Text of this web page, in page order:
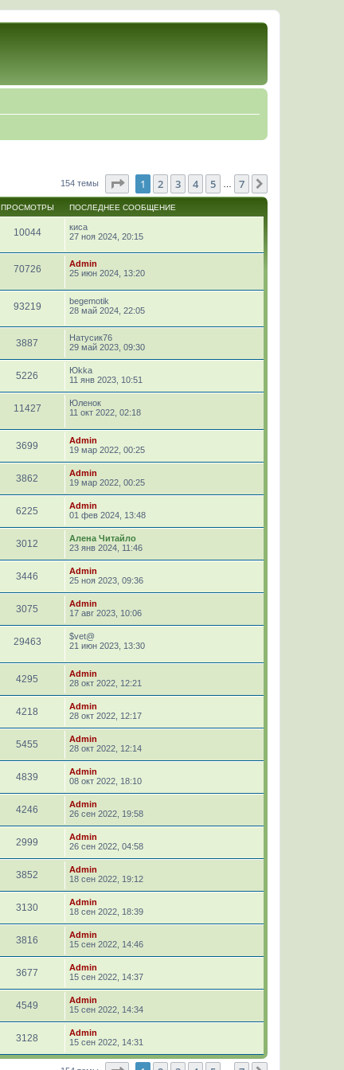
154 темы Страница1 из
1 2 3 4 5 7
ПРОСМОТРЫ ПОСЛЕДНЕЕ СООБЩЕНИЕ
10044
киса
27 ноя 2024, 20:15
70726
Admin
25 июн 2024, 13:20
93219
begemotik
28 май 2024, 22:05
3887
Натусик76
29 май 2023, 09:30
5226
Юkka
11 янв 2023, 10:51
11427
Юленок
11 окт 2022, 02:18
3699
Admin
19 мар 2022, 00:25
3862
Admin
19 мар 2022, 00:25
6225
Admin
01 фев 2024, 13:48
3012
Алена Читайло
23 янв 2024, 11:46
3446
Admin
25 ноя 2023, 09:36
3075
Admin
17 авг 2023, 10:06
29463
$vet@
21 июн 2023, 13:30
4295
Admin
28 окт 2022, 12:21
4218
Admin
28 окт 2022, 12:17
5455
Admin
28 окт 2022, 12:14
4839
Admin
08 окт 2022, 18:10
4246
Admin
26 сен 2022, 19:58
2999
Admin
26 сен 2022, 04:58
3852
Admin
18 сен 2022, 19:12
3130
Admin
18 сен 2022, 18:39
3816
Admin
15 сен 2022, 14:46
3677
Admin
15 сен 2022, 14:37
4549
Admin
15 сен 2022, 14:34
3128
Admin
15 сен 2022, 14:31